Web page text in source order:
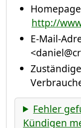
http://
E-Mail-
Fehler
Kündigen